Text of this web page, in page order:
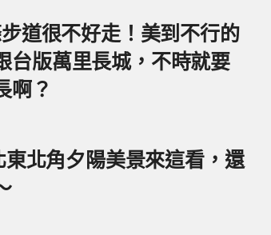
道很不好走！美到不行的
台版萬里長城，不時就要
啊？
東北角夕陽美景來這看，還